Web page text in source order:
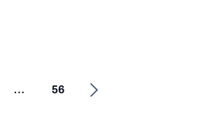
… 56